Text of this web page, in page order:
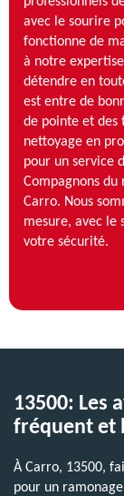
avec le sourire
fonctionne de
à notre
détendre en
est entre de
de pointe et des
nettoyage en
pour un service
Compagnons
Carro. Nous
mesure, avec le
votre sécurité.
13500: Les
fréquent et
À Carro, 13500,
pour un